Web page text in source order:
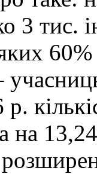
3 тис.
на